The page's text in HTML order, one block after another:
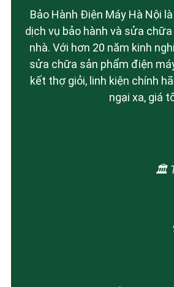
Bảo Hành Điện Máy Hà Nội
dịch vụ bảo hành và sửa
nhà. Với hơn 20 năm kinh
sửa chữa sản phẩm điện
kết thợ giỏi, linh kiện chính
ngại xa, giá
🏛️